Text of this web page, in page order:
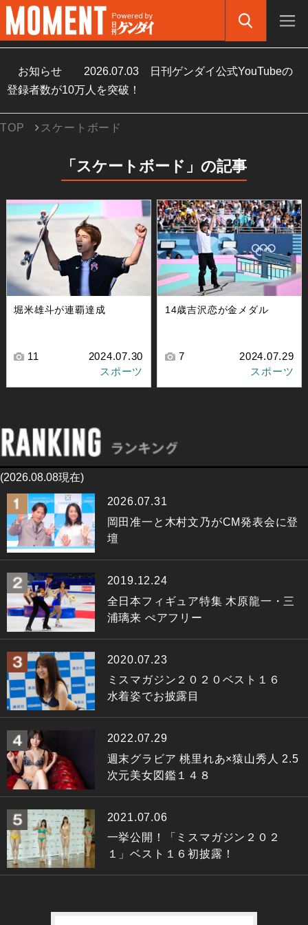
お知らせ 2026.07.03
日刊ゲンダイ公式YouTubeの
登録者数が10万人を突破！
TOP スケートボード
「スケートボード」の記事
堀米雄斗が連覇達成
11
2024.07.30
スポーツ
14歳吉沢恋が金メダル
7
2024.07.29
スポーツ
(2026.08.08現在)
2026.07.31
岡田准一と木村文乃がCM発表会に登
壇
2019.12.24
全日本フィギュア特集 木原龍一・三
浦璃来 ぺアフリー
2020.07.23
ミスマガジン２０２０ベスト１６
水着姿でお披露目
2022.07.29
週末グラビア 桃里れあ×猿山秀人 2.5
次元美女図鑑１４８
2021.07.06
一挙公開！「ミスマガジン２０２
１」ベスト１６初披露！